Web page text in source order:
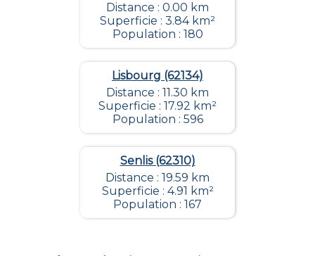
Distance : 0.00 km
Superficie : 3.84 km²
Population : 180
Lisbourg (62134)
Distance : 11.30 km
Superficie : 17.92 km²
Population : 596
Senlis (62310)
Distance : 19.59 km
Superficie : 4.91 km²
Population : 167